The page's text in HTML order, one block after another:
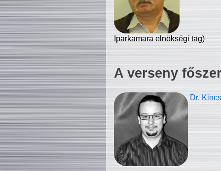
Iparkamara elnökségi tag)
A verseny
Dr.